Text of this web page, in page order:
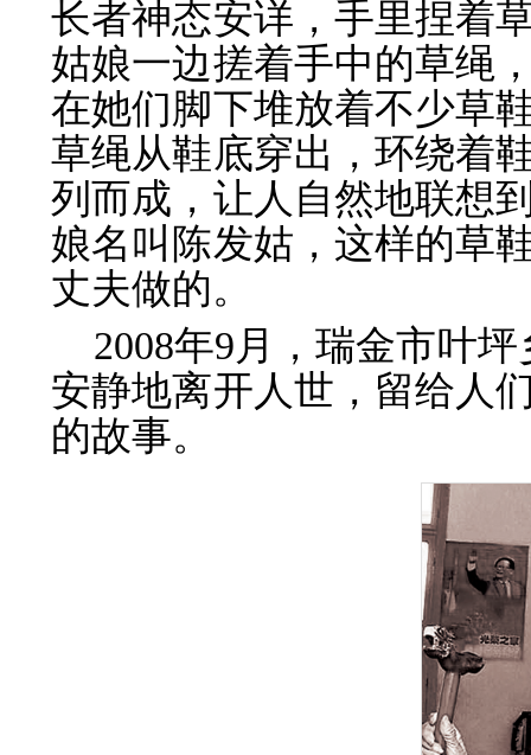
长者神态安详，手里捏着
姑娘一边搓着手中的草绳
在她们脚下堆放着不少草
草绳从鞋底穿出，环绕着
列而成，让人自然地联想
娘名叫陈发姑，这样的草
丈夫做的。
2008年9月，瑞金市叶
安静地离开人世，留给人
的故事。